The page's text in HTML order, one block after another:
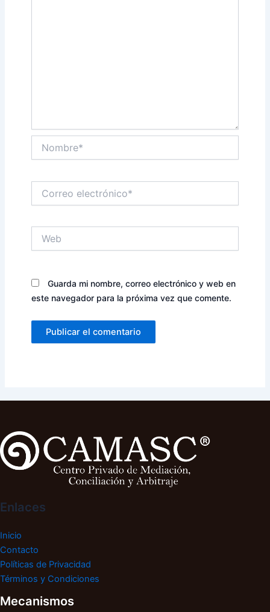
electrónico*
Guarda mi nombre, correo electrónico y web en
este navegador para la próxima vez que comente.
Enlaces
Inicio
Contacto
Políticas de Privacidad
Términos y Condiciones
Mecanismos